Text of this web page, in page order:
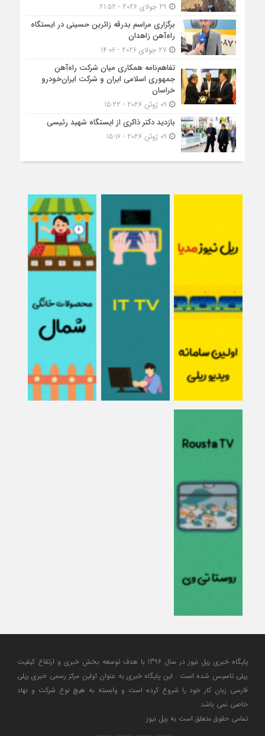
برگزاری مراسم بدرقه زائرین حسینی در ایستگاه
راه‌آهن زاهدان
تفاهم‌نامه همکاری میان شرکت راه‌آهن
جمهوری اسلامی ایران و شرکت ایران‌خودرو
خراسان
بازدید دکتر ذاکری از ایستگاه شهید رئیسی
پایگاه خبری ریل نیوز در سال 1396 با هدف توسعه بخش خبری و ارتقاع کیفیت
ریلی تاسیس شده است . این پایگاه خبری به عنوان اولین مرکز رسمی خبری ریلی
فارسی زبان کار خود را شروع کرده است و وابسته به هیچ نوع شرکت و نهاد
خاصی نمی باشد .
تمامی حقوق متعلق است به ریل نیوز